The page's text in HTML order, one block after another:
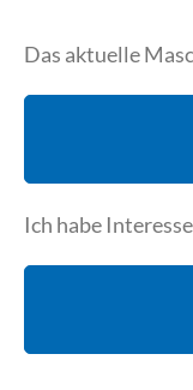
Das aktuelle
Ich habe